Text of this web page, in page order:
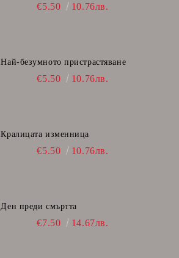
€5.50 10.76лв.
Най-безумното пристрастяване
€5.50 10.76лв.
Кралицата изменница
€5.50 10.76лв.
Ден преди смъртта
€7.50 14.67лв.